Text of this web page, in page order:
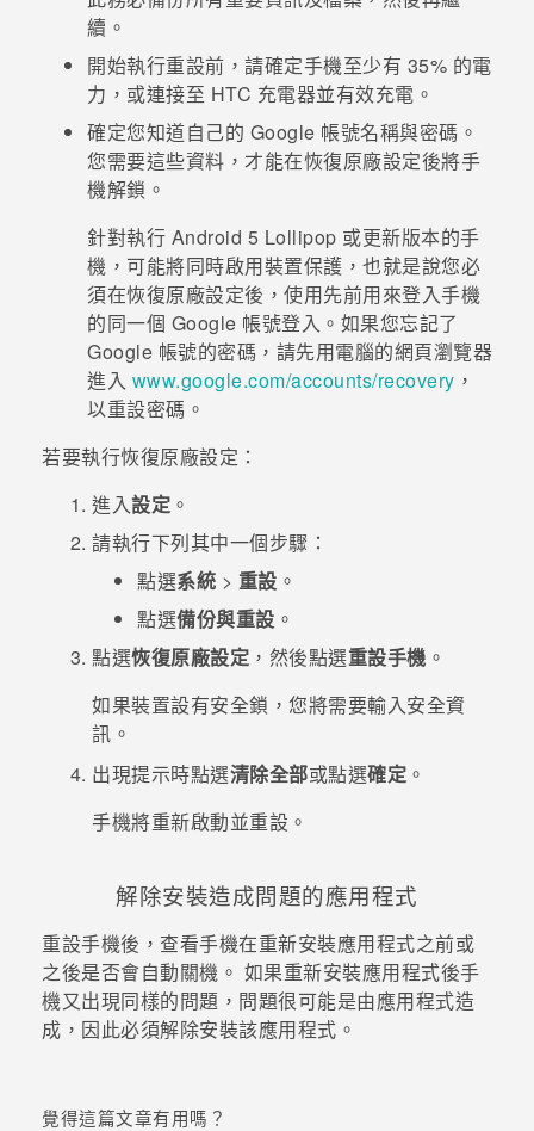
續。
開始執行重設前，請確定手機至少有 35% 的電
力，或連接至 HTC 充電器並有效充電。
確定您知道自己的 Google 帳號名稱與密碼。
您需要這些資料，才能在恢復原廠設定後將手
機解鎖。
針對執行 Android 5 Lollipop 或更新版本的手
機，可能將同時啟用裝置保護，也就是說您必
須在恢復原廠設定後，使用先前用來登入手機
的同一個 Google 帳號登入。如果您忘記了
Google 帳號的密碼，請先用電腦的網頁瀏覽器
進入 www.google.com/accounts/recovery ，
以重設密碼。
若要執行恢復原廠設定：
進入設定 。
請執行下列其中一個步驟：
點選系統 > 重設 。
點選備份與重設 。
點選恢復原廠設定 ，然後點選重設手機 。
如果裝置設有安全鎖，您將需要輸入安全資
訊。
出現提示時點選清除全部或點選確定 。
手機將重新啟動並重設。
解除安裝造成問題的應用程式
重設手機後，查看手機在重新安裝應用程式之前或
之後是否會自動關機。 如果重新安裝應用程式後手
機又出現同樣的問題，問題很可能是由應用程式造
成，因此必須解除安裝該應用程式。
覺得這篇文章有用嗎？